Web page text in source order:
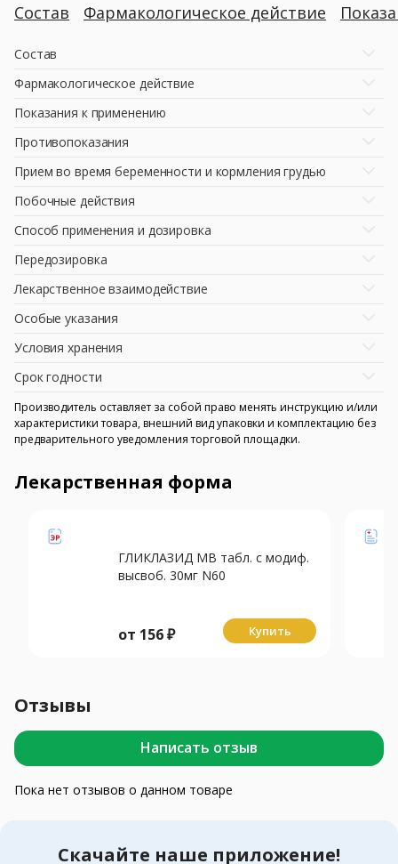
Состав Фармакологическое действие
Состав
Фармакологическое действие
Показания к применению
Противопоказания
Прием во время беременности и кормления грудью
Побочные действия
Способ применения и дозировка
Передозировка
Лекарственное взаимодействие
Особые указания
Условия хранения
Срок годности
Производитель оставляет за собой право менять инструкцию и/или
характеристики товара, внешний вид упаковки и комплектацию без
предварительного уведомления торговой площадки.
Лекарственная форма
ГЛИКЛАЗИД МВ табл. с модиф.
высвоб. 30мг N60
от 156₽ Купить
Отзывы
Написать отзыв
Пока нет отзывов о данном товаре
Скачайте наше приложение!